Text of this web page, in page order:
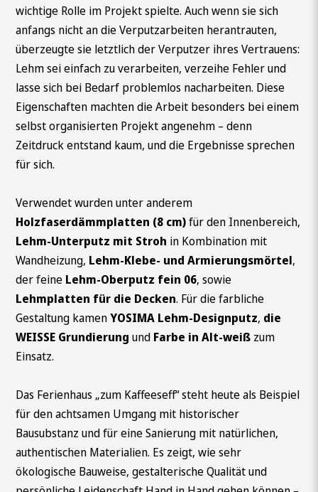
wichtige Rolle im Projekt spielte. Auch wenn sie sich
anfangs nicht an die Verputzarbeiten herantrauten,
überzeugte sie letztlich der Verputzer ihres Vertrauens:
Lehm sei einfach zu verarbeiten, verzeihe Fehler und
lasse sich bei Bedarf problemlos nacharbeiten. Diese
Eigenschaften machten die Arbeit besonders bei einem
selbst organisierten Projekt angenehm – denn
Zeitdruck entstand kaum, und die Ergebnisse sprechen
für sich.
Verwendet wurden unter anderem
Holzfaserdämmplatten (8 cm)für den Innenbereich,
Lehm-Unterputz mit Stroh in Kombination mit
Wandheizung, Lehm-Klebe- und Armierungsmörtel,
der feine Lehm-Oberputz fein 06, sowie
Lehmplatten für die Decken. Für die farbliche
Gestaltung kamenYOSIMA Lehm-Designputz, die
WEISSE Grundierung und Farbe in Alt-weiß zum
Einsatz.
Das Ferienhaus „zum Kaffeeseff“ steht heute als Beispiel
für den achtsamen Umgang mit historischer
Bausubstanz und für eine Sanierung mit natürlichen,
authentischen Materialien. Es zeigt, wie sehr
ökologische Bauweise, gestalterische Qualität und